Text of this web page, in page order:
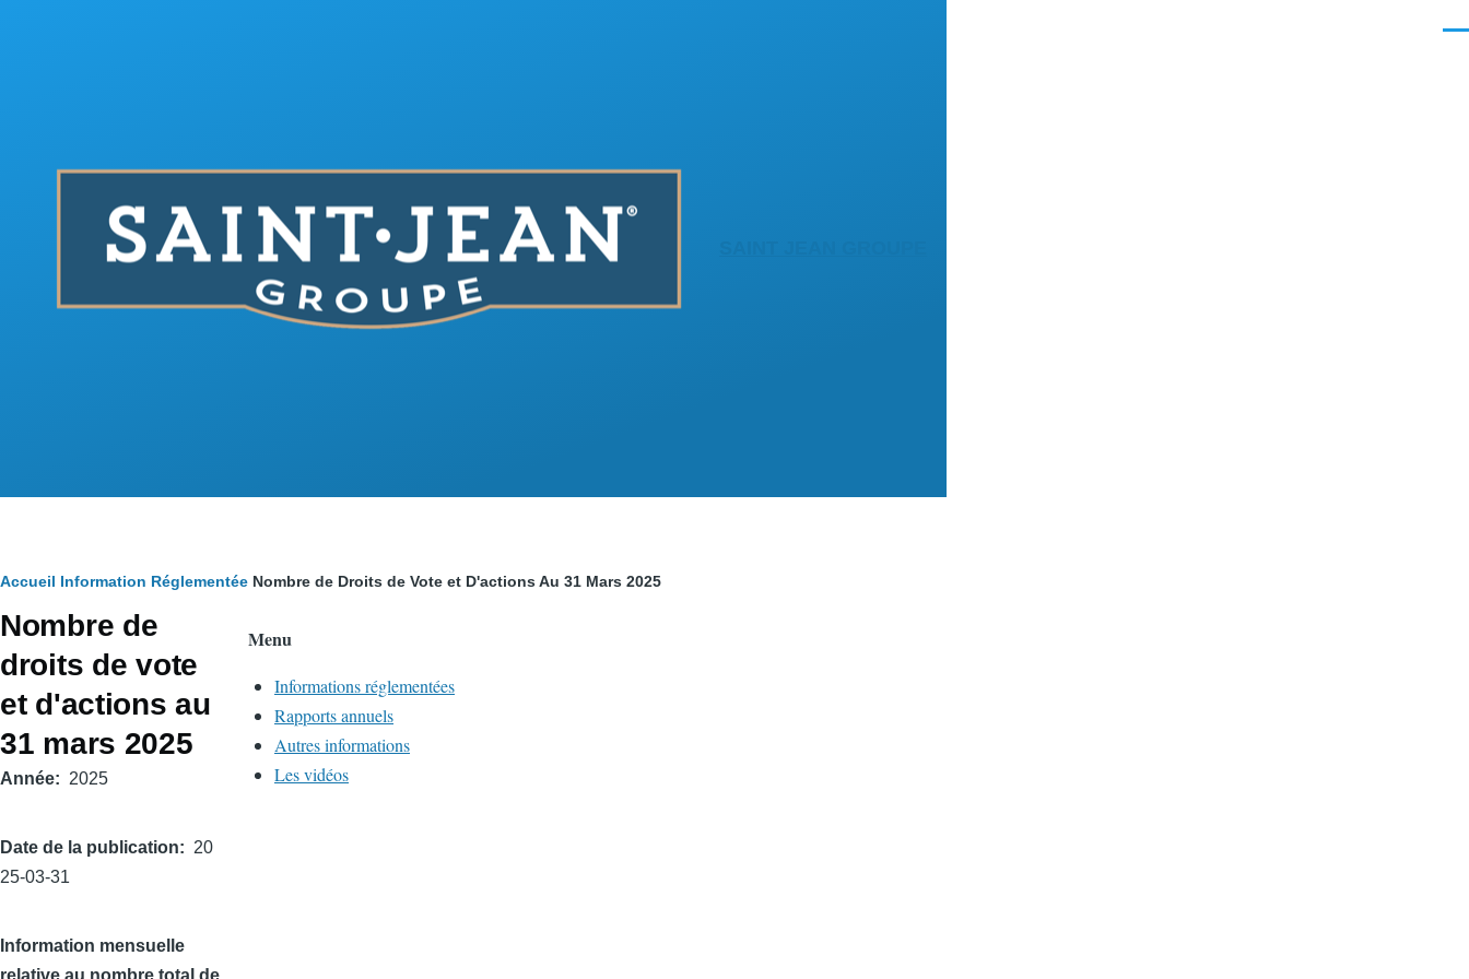
Fil
d'Ariane
Accueil Information Réglementée Nombre de Droits de Vote et D'actions Au 31 Mars 2025
Nombre de
droits de vote
et d'actions au
31 mars 2025
Année 2025
Date de la publication
20
25-03-31
Information mensuelle
relative au nombre total de
Menu
Informations réglementées
Rapports annuels
Autres informations
Les vidéos